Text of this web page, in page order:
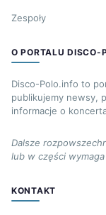
Zespoły
O PORTALU DISCO-
Disco-Polo.info to
publikujemy newsy,
informacje o
Dalsze
lub w części
KONTAKT